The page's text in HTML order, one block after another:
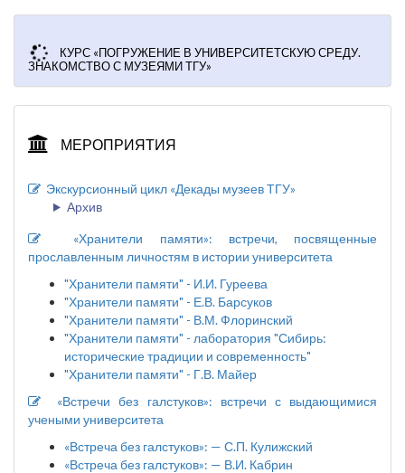
КУРС «ПОГРУЖЕНИЕ В УНИВЕРСИТЕТСКУЮ СРЕДУ.
ЗНАКОМСТВО С МУЗЕЯМИ ТГУ»
МЕРОПРИЯТИЯ
Экскурсионный цикл «Декады музеев ТГУ»
Архив
«Хранители памяти»: встречи, посвященные
прославленным личностям в истории университета
"Хранители памяти" - И.И. Гуреева
"Хранители памяти" - Е.В. Барсуков
"Хранители памяти" - В.М. Флоринский
"Хранители памяти" - лаборатория "Сибирь:
исторические традиции и современность"
"Хранители памяти" - Г.В. Майер
«Встречи без галстуков»: встречи с выдающимися
учеными университета
«Встреча без галстуков»: — С.П. Кулижский
«Встреча без галстуков»: — В.И. Кабрин